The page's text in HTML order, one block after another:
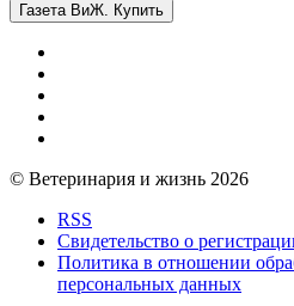
Газета ВиЖ. Купить
© Ветеринария и жизнь 2026
RSS
Свидетельство о
Политика в отношении
персональных данных